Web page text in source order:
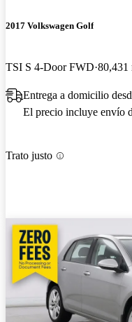
2017 Volkswagen Golf
TSI S 4-Door FWD 80,431
Entrega a domicilio
El precio incluye envío
Trato justo